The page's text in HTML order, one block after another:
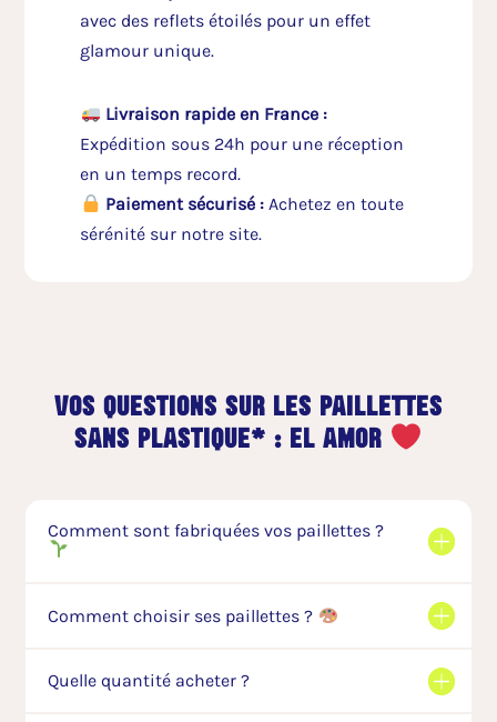
avec des reflets étoilés pour un effet
glamour unique.
Livraison rapide en France :
Expédition sous 24h pour une réception
en un temps record.
Paiement sécurisé :Achetez en toute
sérénité sur notre site.
vos questions sur les paillettes
sans plastique* : el amor
Comment sont fabriquées vos paillettes ?
Comment choisir ses paillettes ?
Quelle quantité acheter ?